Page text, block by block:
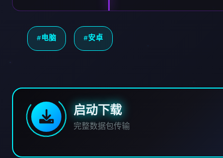
#电脑 #安卓
启动下载
完整数据包传输